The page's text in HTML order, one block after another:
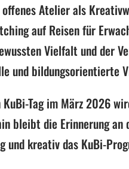
offenes Atelier als
auf Reisen für
Vielfalt und der
und bildungsorientierte
Tag im März 2026
bleibt die Erinnerung
und kreativ das KuBi-